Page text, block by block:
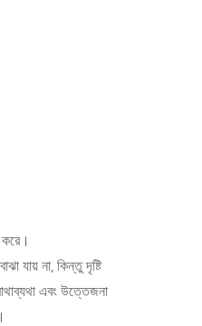
যায় না, কিন্তু দৃষ্টি
এবং উত্তেজনা